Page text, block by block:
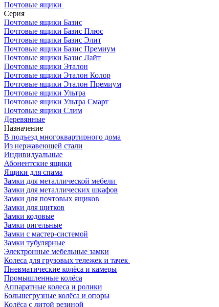
Почтовые ящики
Серия
Почтовые ящики Базис
Почтовые ящики Базис Плюс
Почтовые ящики Базис Элит
Почтовые ящики Базис Премиум
Почтовые ящики Базис Лайт
Почтовые ящики Эталон
Почтовые ящики Эталон Колор
Почтовые ящики Эталон Премиум
Почтовые ящики Ультра
Почтовые ящики Ультра Смарт
Почтовые ящики Слим
Деревянные
Назначение
В подъезд многоквартирного дома
Из нержавеющей стали
Индивидуальные
Абонентские ящики
Ящики для спама
Замки для металлической мебели
Замки для металлических шкафов
Замки для почтовых ящиков
Замки для щитков
Замки кодовые
Замки ригельные
Замки с мастер-системой
Замки тубулярные
Электронные мебельные замки
Колеса для грузовых тележек и тачек
Пневматические колёса и камеры
Промышленные колёса
Аппаратные колеса и ролики
Большегрузные колёса и опоры
Колёса с литой резиной